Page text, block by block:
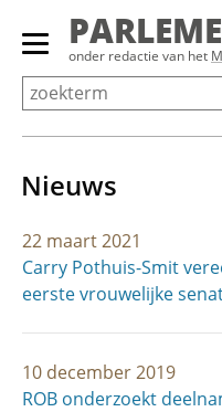
Overslaan
Primair
menu
tonen/verbergen
onder redactie van het
Nieuws
22 maart 2021
Carry Pothuis-Smit
eerste vrouwelijke
10 december 2019
ROB onderzoekt